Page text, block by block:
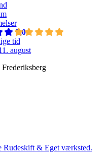
5,0
tid
august
Rudeskift & Eget værksted.